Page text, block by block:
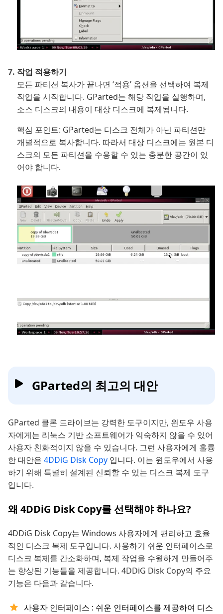
작업 적용하기
모든 파티션 복사가 끝나면 ‘적용’ 옵션을 선택하여 복제
작업을 시작합니다. GParted는 해당 작업을 실행하며,
소스 디스크의 내용이 대상 디스크에 복제됩니다.
핵심 포인트: GParted는 디스크 전체가 아닌 파티션만
개별적으로 복사합니다. 따라서 대상 디스크에는 원본 디
스크의 모든 파티션을 수용할 수 있는 충분한 공간이 있
어야 합니다.
GParted의 최고의 대안
GParted 클론 드라이브는 강력한 도구이지만, 윈도우 사용
자에게는 리눅스 기반 소프트웨어가 익숙하지 않을 수 있어
사용자 친화적이지 않을 수 있습니다. 그런 사용자에게 훌륭
한 대안은 4DDiG Disk Copy 입니다. 이는 윈도우에서 사용
하기 위해 특별히 설계된 신뢰할 수 있는 디스크 복제 도구
입니다.
왜 4DDiG Disk Copy를 선택해야 하나요?
4DDiG Disk Copy는 Windows 사용자에게 편리하고 효율
적인 디스크 복제 도구입니다. 사용하기 쉬운 인터페이스로
디스크 복제를 간소화하며, 복제 작업을 수월하게 만들어주
는 향상된 기능들을 제공합니다. 4DDiG Disk Copy의 주요
기능은 다음과 같습니다.
사용자 인터페이스 : 쉬운 인터페이스를 제공하여 디스